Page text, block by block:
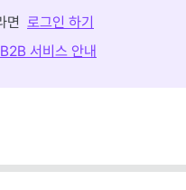
면 로그인 하기
B2B 서비스 안내